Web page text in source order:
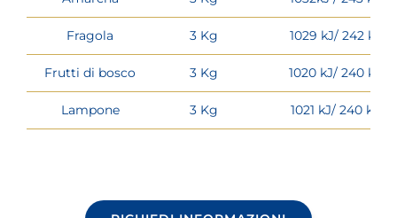
Fragola 3 Kg 1029 kJ/ 242 kcal
Frutti di bosco 3 Kg 1020 kJ/ 240 kcal
Lampone 3 Kg 1021 kJ/ 240 kcal